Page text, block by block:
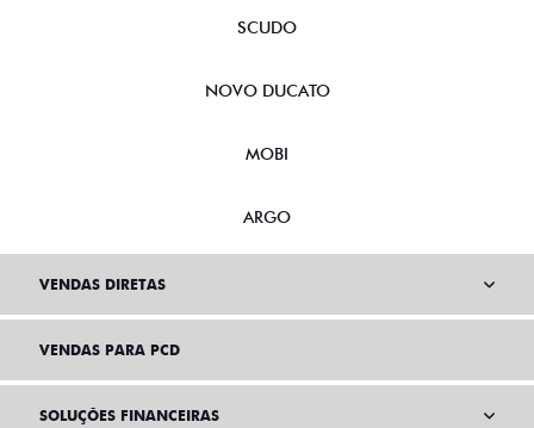
SCUDO
NOVO DUCATO
MOBI
ARGO
VENDAS DIRETAS
VENDAS PARA PCD
SOLUÇÕES FINANCEIRAS